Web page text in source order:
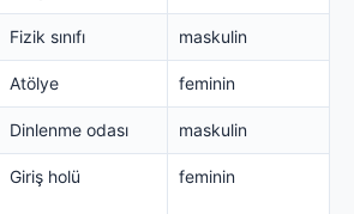
Fizik sınıfı maskulin
Atölye feminin
Dinlenme odası maskulin
Giriş holü feminin